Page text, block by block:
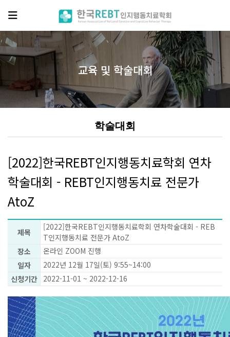
교육 및 학술대회
학술대회
[2022]한국REBT인지행동치료학회 연차
학술대회 - REBT인지행동치료 전문가
AtoZ
제목
[2022]한국REBT인지행동치료학회 연차학술대회 - REB
T인지행동치료 전문가 AtoZ
장소
온라인 ZOOM 진행
일자
2022년 12월 17일(토) 9:55~14:00
신청기간
2022-11-01 ~ 2022-12-16